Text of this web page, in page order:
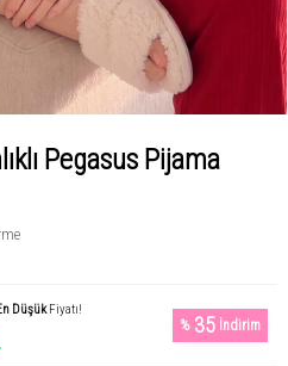
Pegasus Pijama
DüşükFiyatı!
%35 İndirim